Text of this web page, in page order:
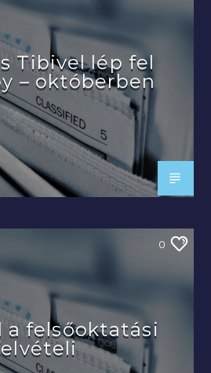
Tibivel lép fel
– októberben
0
a felsőoktatási